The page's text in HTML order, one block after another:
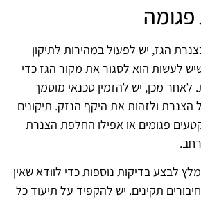
פגומה
הגז, יש לפעול במהירות לתיקון
לעשות הוא לסגור את מקור הגז כדי
לאחר מכן, יש להזמין טכנאי מוסמך
הצנרת ולזהות את היקף הנזק. תיקונים
פגומים או אפילו החלפת הצנרת
לבצע בדיקות נוספות כדי לוודא שאין
תקינים. יש להקפיד על תיעוד כל